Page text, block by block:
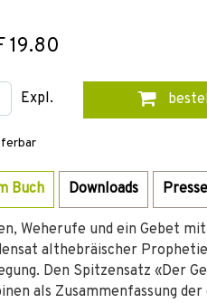
19.80
Expl.
Buch Downloads
Weherufe und ein Gebet
althebräischer
Den Spitzensatz «Der
als Zusammenfassung